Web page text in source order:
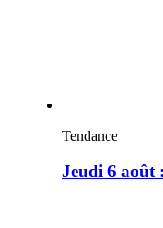
Tendance
Jeudi 6 août